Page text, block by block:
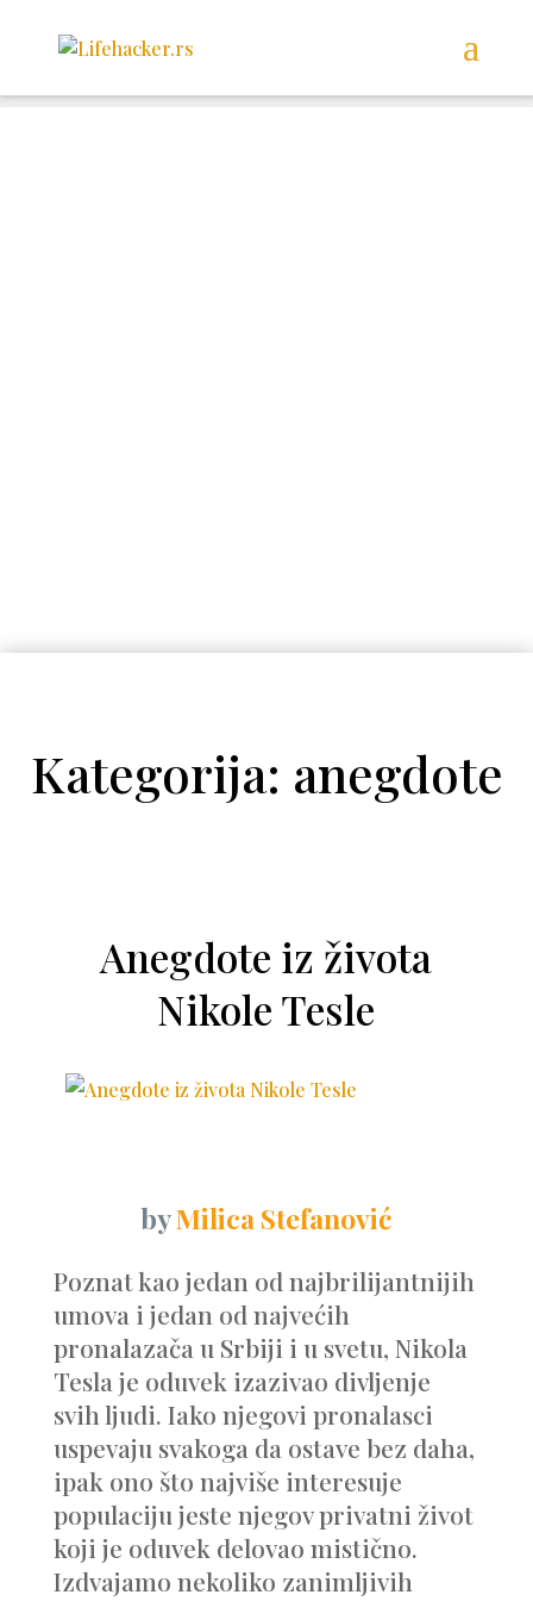
Kategorija: anegdote
Anegdote iz života
Nikole Tesle
byMilica Stefanović
Poznat kao jedan od najbrilijantnijih
umova i jedan od najvećih
pronalazača u Srbiji i u svetu, Nikola
Tesla je oduvek izazivao divljenje
svih ljudi. Iako njegovi pronalasci
uspevaju svakoga da ostave bez daha,
ipak ono što najviše interesuje
populaciju jeste njegov privatni život
koji je oduvek delovao mistično.
Izdvajamo nekoliko zanimljivih